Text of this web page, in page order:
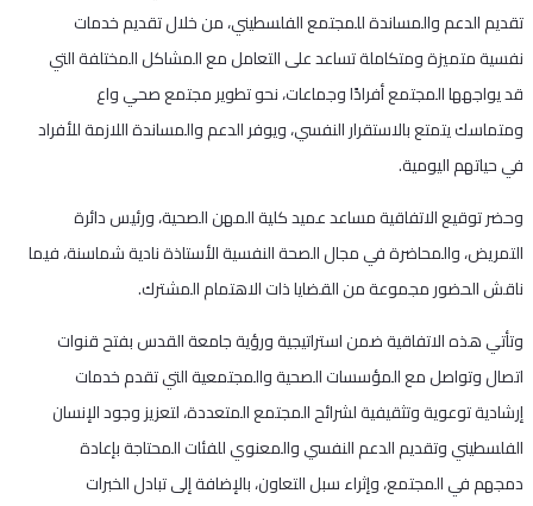
تقديم الدعم والمساندة للمجتمع الفلسطيني، من خلال تقديم خدمات
نفسية متميزة ومتكاملة تساعد على التعامل مع المشاكل المختلفة التي
قد يواجهها المجتمع أفرادًا وجماعات، نحو تطوير مجتمع صحي واع
ومتماسك يتمتع بالاستقرار النفسي، ويوفر الدعم والمساندة اللازمة للأفراد
في حياتهم اليومية.
وحضر توقيع الاتفاقية مساعد عميد كلية المهن الصحية، ورئيس دائرة
التمريض، والمحاضرة في مجال الصحة النفسية الأستاذة نادية شماسنة، فيما
ناقش الحضور مجموعة من القضايا ذات الاهتمام المشترك.
وتأتي هذه الاتفاقية ضمن استراتيجية ورؤية جامعة القدس بفتح قنوات
اتصال وتواصل مع المؤسسات الصحية والمجتمعية التي تقدم خدمات
إرشادية توعوية وتثقيفية لشرائح المجتمع المتعددة، لتعزيز وجود الإنسان
الفلسطيني وتقديم الدعم النفسي والمعنوي للفئات المحتاجة بإعادة
دمجهم في المجتمع، وإثراء سبل التعاون، بالإضافة إلى تبادل الخبرات